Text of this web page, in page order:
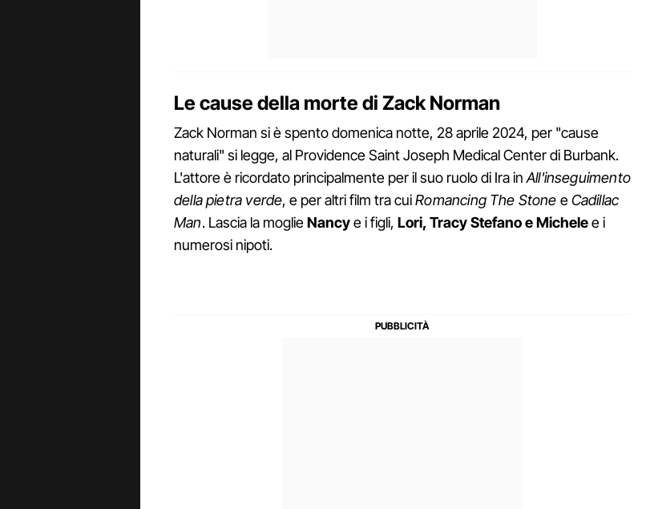
Le cause della morte di Zack Norman
Zack Norman si è spento domenica notte, 28 aprile 2024, per "cause
naturali" si legge, al Providence Saint Joseph Medical Center di Burbank.
L'attore è ricordato principalmente per il suo ruolo di Ira inAll'inseguimento
della pietra verde, e per altri film tra cuiRomancing The Stone eCadillac
Man. Lascia la moglieNancye i figli, Lori, Tracy Stefano e Michelee i
numerosi nipoti.